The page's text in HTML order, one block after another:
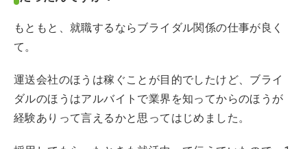
もともと、就職するならブライダル関係の仕事が良く
て。
運送会社のほうは稼ぐことが目的でしたけど、ブライ
ダルのほうはアルバイトで業界を知ってからのほうが
経験ありって言えるかと思ってはじめました。